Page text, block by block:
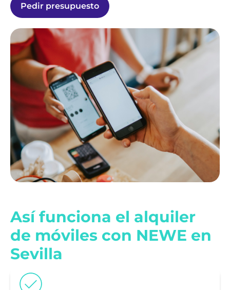
Pedir presupuesto
Así funciona el alquiler
de móviles con NEWE en
Sevilla